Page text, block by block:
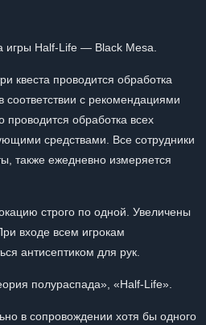
игры Half-Life — Black Mesa.
квеста проводится обработка
с рекомендациями
обработка всех
средствами. Все сотрудники
также ежедневно измеряется
строго по одной. Увеличены
входе всем игрокам
антисептиком для рук.
полураспада», «Half-Life».
в сопровождении хотя бы одного